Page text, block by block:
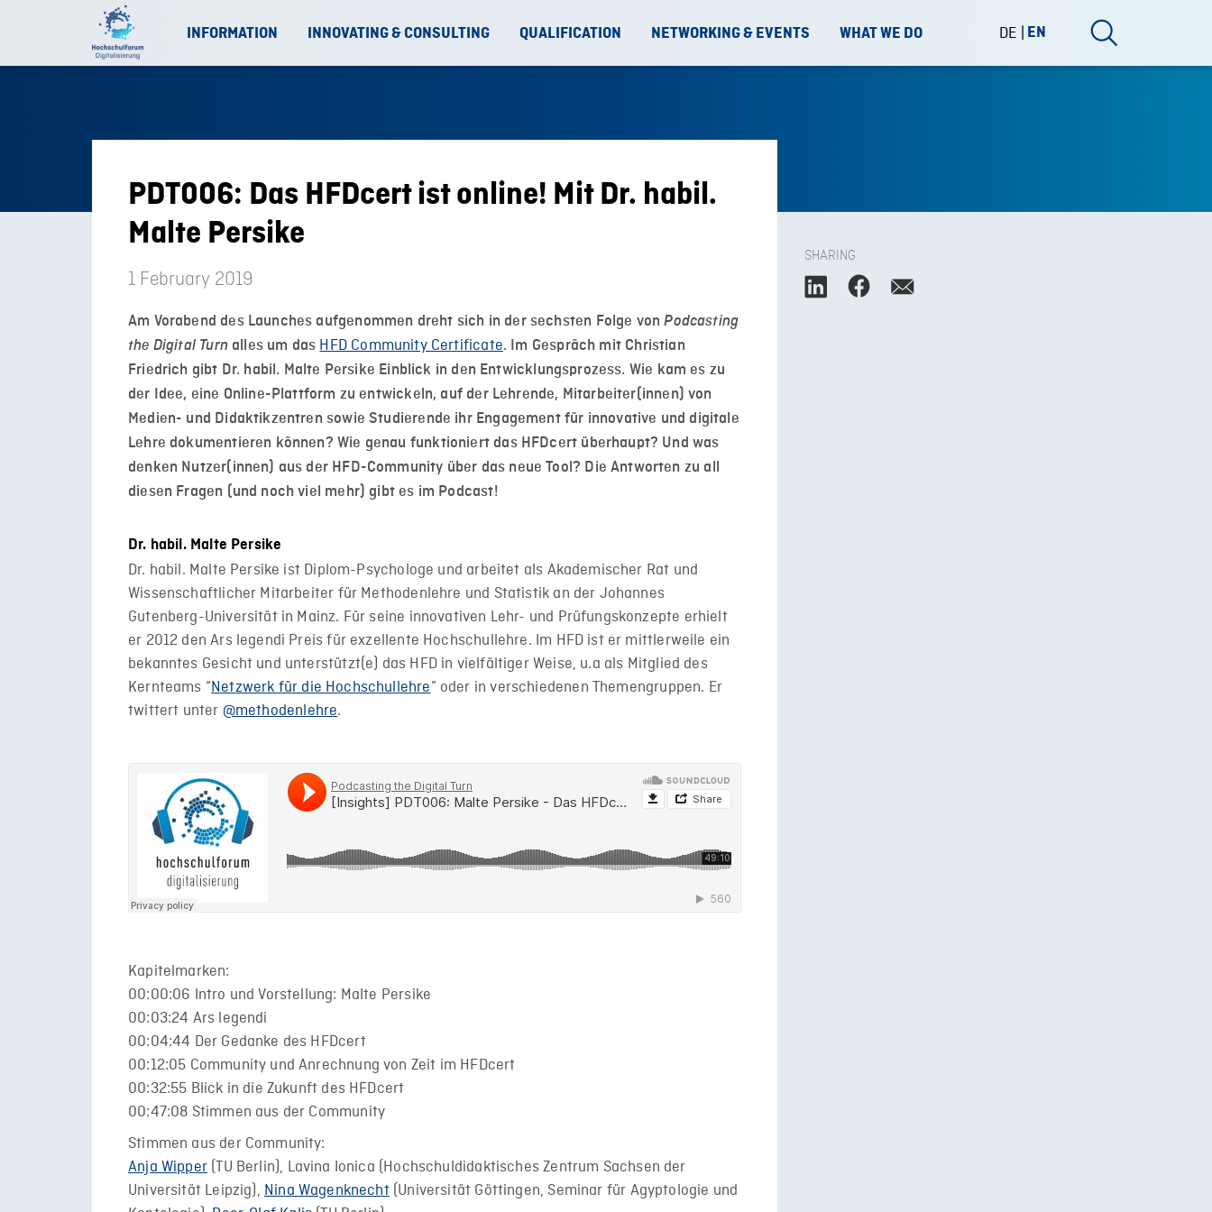
INFORMATION INNOVATING & CONSULTING QUALIFICATION NETWORKING & EVENTS WHAT WE DO DE EN
PDT006: Das HFDcert ist online! Mit Dr. habil.
Malte Persike
1 February 2019
Am Vorabend des Launches aufgenommen dreht sich in der sechsten Folge vonPodcasting
the Digital Turnalles um das HFD Community Certificate. Im Gespräch mit Christian
Friedrich gibt Dr. habil. Malte Persike Einblick in den Entwicklungsprozess. Wie kam es zu
der Idee, eine Online-Plattform zu entwickeln, auf der Lehrende, Mitarbeiter(innen) von
Medien- und Didaktikzentren sowie Studierende ihr Engagement für innovative und digitale
Lehre dokumentieren können? Wie genau funktioniert das HFDcert überhaupt? Und was
denken Nutzer(innen) aus der HFD-Community über das neue Tool? Die Antworten zu all
diesen Fragen (und noch viel mehr) gibt es im Podcast!
Dr. habil. Malte Persike
Dr. habil. Malte Persike ist Diplom-Psychologe und arbeitet als Akademischer Rat und
Wissenschaftlicher Mitarbeiter für Methodenlehre und Statistik an der Johannes
Gutenberg-Universität in Mainz. Für seine innovativen Lehr- und Prüfungskonzepte erhielt
er 2012 den Ars legendi Preis für exzellente Hochschullehre. Im HFD ist er mittlerweile ein
bekanntes Gesicht und unterstützt(e) das HFD in vielfältiger Weise, u.a als Mitglied des
Kernteams “Netzwerk für die Hochschullehre” oder in verschiedenen Themengruppen. Er
twittert unter @methodenlehre.
Kapitelmarken:
00:00:06 Intro und Vorstellung: Malte Persike
00:03:24 Ars legendi
00:04:44 Der Gedanke des HFDcert
00:12:05 Community und Anrechnung von Zeit im HFDcert
00:32:55 Blick in die Zukunft des HFDcert
00:47:08 Stimmen aus der Community
Stimmen aus der Community:
Anja Wipper(TU Berlin), Lavina Ionica (Hochschuldidaktisches Zentrum Sachsen der
Universität Leipzig), Nina Wagenknecht(Universität Göttingen, Seminar für Agyptologie und
SHARING